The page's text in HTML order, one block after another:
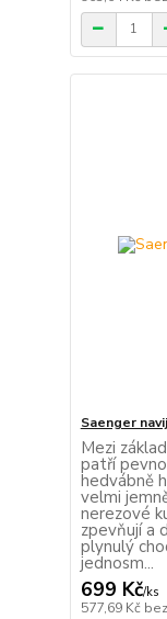
Saenger
Mezi
patří
hedvábně
velmi
nerezové
zpevňují a
plynulý
jednosm...
699 Kč/ks
577,69 Kč